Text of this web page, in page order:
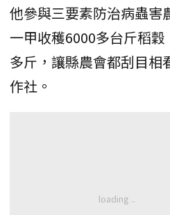
他參與三要素防治病蟲害
一甲收穫6000多台斤稻
多斤，讓縣農會都刮目相
作社。